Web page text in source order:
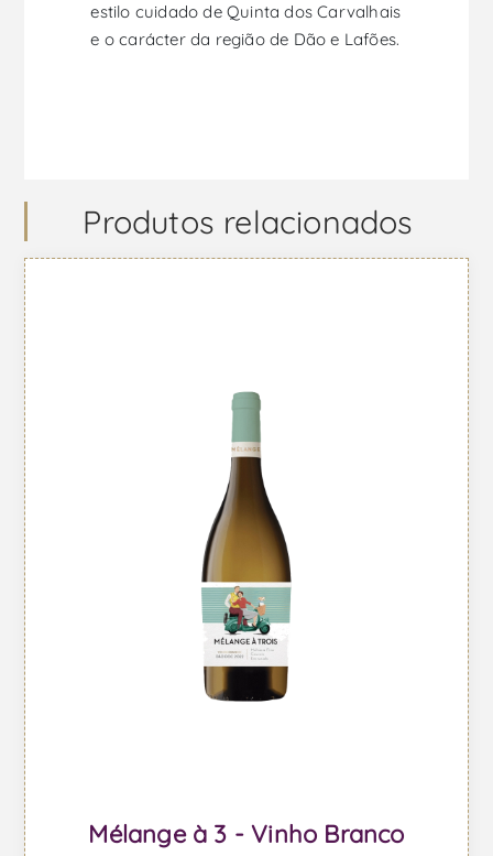
estilo cuidado de Quinta dos Carvalhais
e o carácter da região de Dão e Lafões.
Produtos relacionados
Mélange à 3 - Vinho Branco